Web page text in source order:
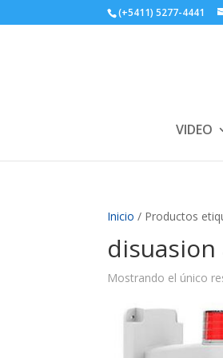
(+5411) 5277-4441
VIDEO
Inicio / Productos
disuasion
Mostrando el único